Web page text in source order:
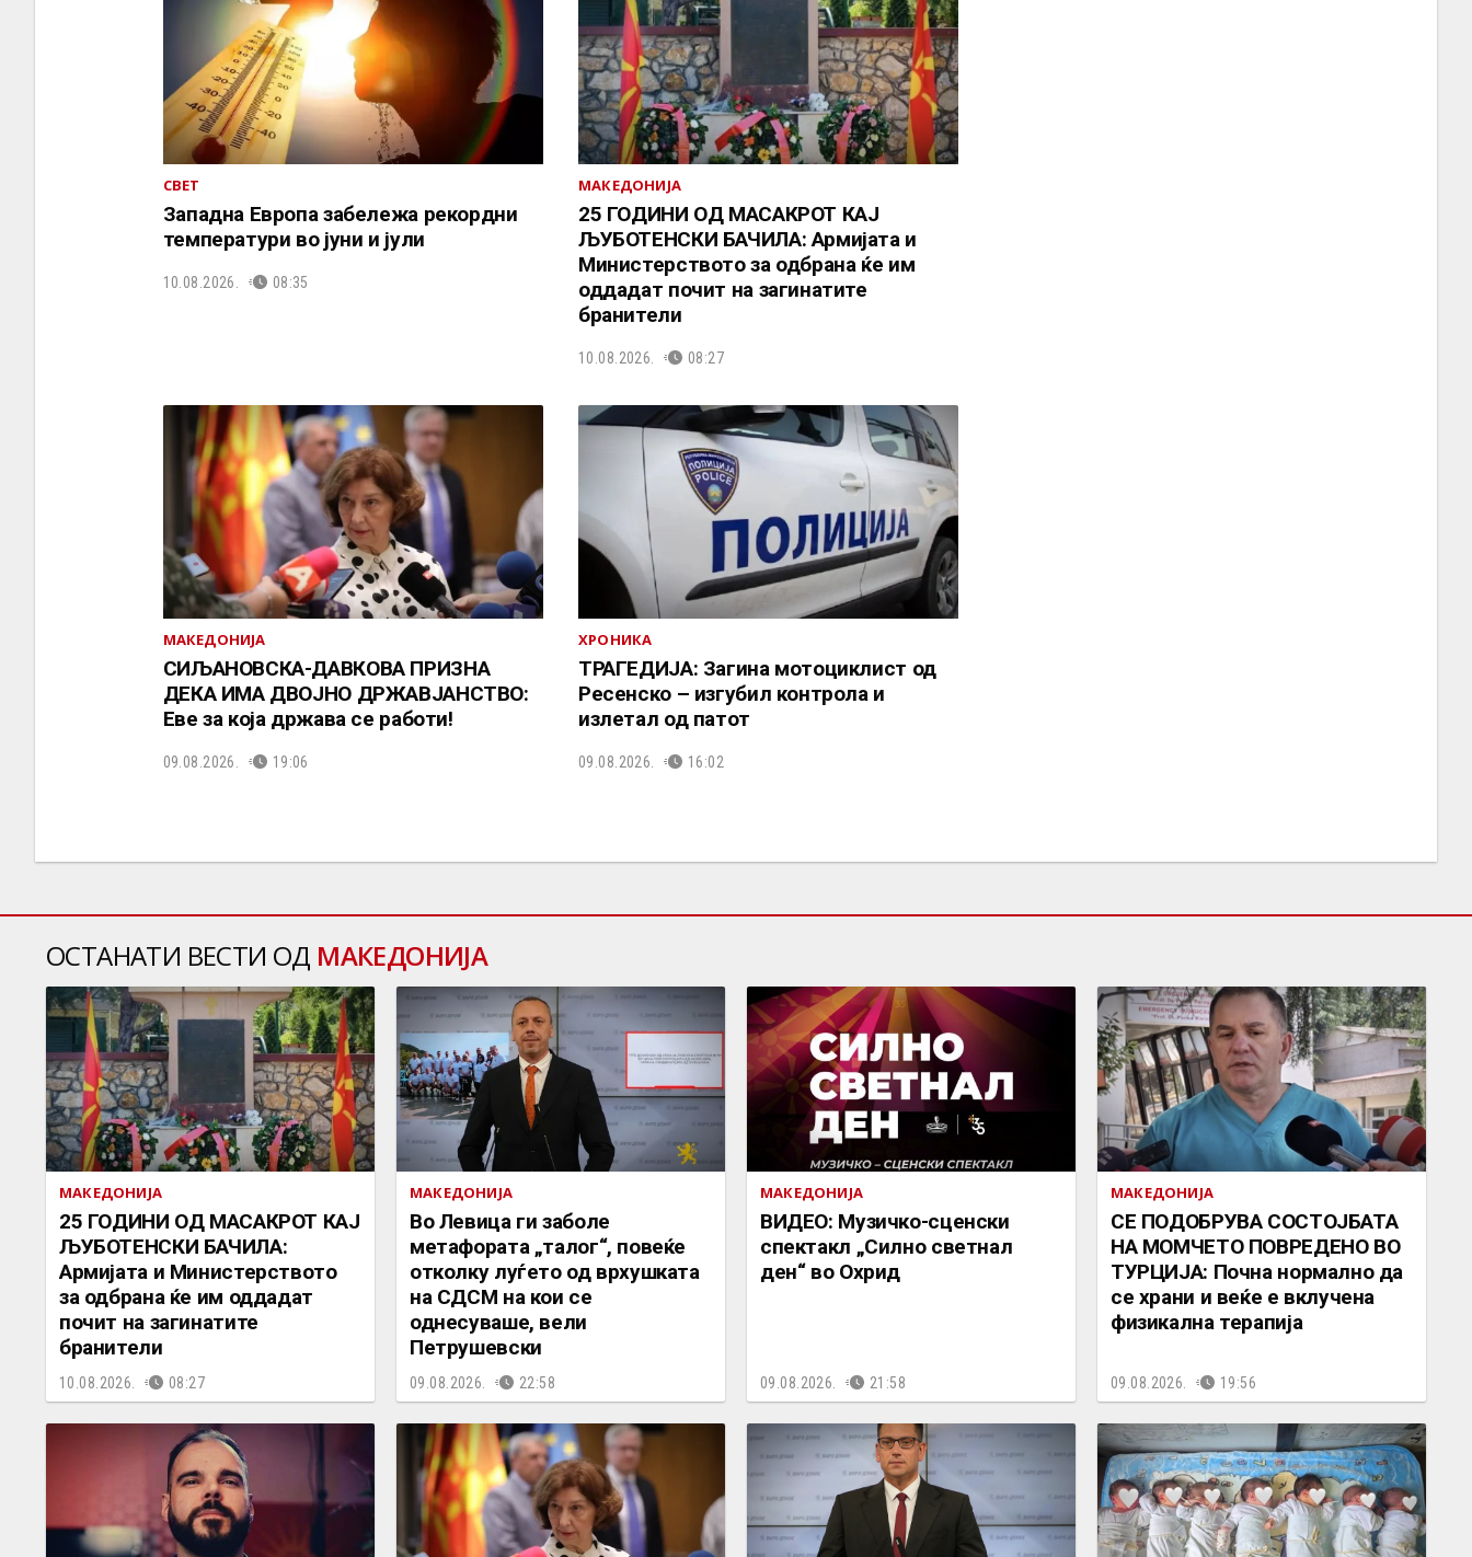
СВЕТ
Западна Европа забележа рекордни
температури во јуни и јули
10.08.2026. 08:35
МАКЕДОНИЈА
25 ГОДИНИ ОД МАСАКРОТ КАЈ
ЉУБОТЕНСКИ БАЧИЛА: Армијата и
Министерството за одбрана ќе им
оддадат почит на загинатите
бранители
10.08.2026. 08:27
МАКЕДОНИЈА
СИЉАНОВСКА-ДАВКОВА ПРИЗНА
ДЕКА ИМА ДВОЈНО ДРЖАВЈАНСТВО:
Еве за која држава се работи!
09.08.2026. 19:06
ХРОНИКА
ТРАГЕДИЈА: Загина мотоциклист од
Ресенско – изгубил контрола и
излетал од патот
09.08.2026. 16:02
ОСТАНАТИ ВЕСТИ ОД МАКЕДОНИЈА
МАКЕДОНИЈА
25 ГОДИНИ ОД МАСАКРОТ КАЈ
ЉУБОТЕНСКИ БАЧИЛА:
Армијата и Министерството
за одбрана ќе им оддадат
почит на загинатите
бранители
10.08.2026. 08:27
МАКЕДОНИЈА
Во Левица ги заболе
метафората „талог“, повеќе
отколку луѓето од врхушката
на СДСМ на кои се
однесуваше, вели
Петрушевски
09.08.2026. 22:58
МАКЕДОНИЈА
ВИДЕО: Музичко-сценски
спектакл „Силно светнал
ден“ во Охрид
09.08.2026. 21:58
МАКЕДОНИЈА
СЕ ПОДОБРУВА СОСТОЈБАТА
НА МОМЧЕТО ПОВРЕДЕНО ВО
ТУРЦИЈА: Почна нормално да
се храни и веќе е вклучена
физикална терапија
09.08.2026. 19:56